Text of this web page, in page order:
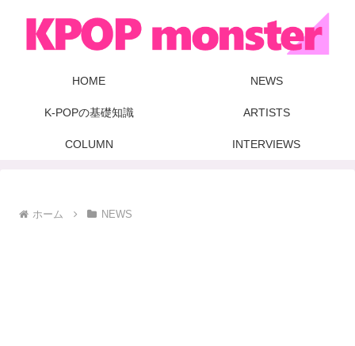
HOME NEWS
K-POPの基礎知識 ARTISTS
COLUMN INTERVIEWS
ホーム NEWS